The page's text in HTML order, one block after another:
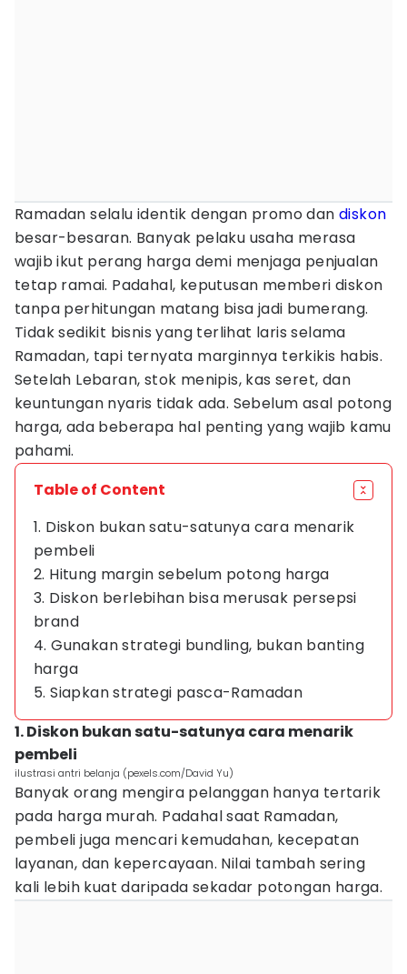
Ramadan selalu identik dengan promo dan diskon
besar-besaran. Banyak pelaku usaha merasa
wajib ikut perang harga demi menjaga penjualan
tetap ramai. Padahal, keputusan memberi diskon
tanpa perhitungan matang bisa jadi bumerang.
Tidak sedikit bisnis yang terlihat laris selama
Ramadan, tapi ternyata marginnya terkikis habis.
Setelah Lebaran, stok menipis, kas seret, dan
keuntungan nyaris tidak ada. Sebelum asal potong
harga, ada beberapa hal penting yang wajib kamu
pahami.
Table of Content
1. Diskon bukan satu-satunya cara menarik
pembeli
2. Hitung margin sebelum potong harga
3. Diskon berlebihan bisa merusak persepsi
brand
4. Gunakan strategi bundling, bukan banting
harga
5. Siapkan strategi pasca-Ramadan
1. Diskon bukan satu-satunya cara menarik
pembeli
ilustrasi antri belanja (pexels.com/David Yu)
Banyak orang mengira pelanggan hanya tertarik
pada harga murah. Padahal saat Ramadan,
pembeli juga mencari kemudahan, kecepatan
layanan, dan kepercayaan. Nilai tambah sering
kali lebih kuat daripada sekadar potongan harga.